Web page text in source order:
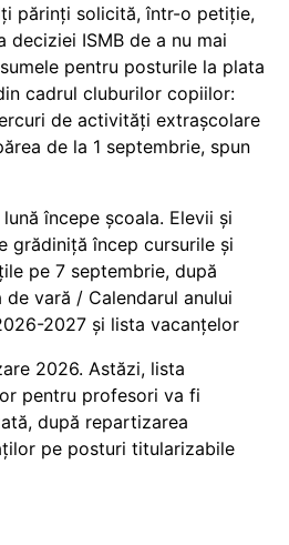
părinți solicită, într-o petiție,
deciziei ISMB de a nu mai
pentru posturile la plata
cadrul cluburilor copiilor:
de activități extrașcolare
de la 1 septembrie, spun
începe școala. Elevii și
grădiniță încep cursurile și
pe 7 septembrie, după
de vară / Calendarul anului
2027 și lista vacanțelor
2026. Astăzi, lista
pentru profesori va fi
după repartizarea
pe posturi titularizabile